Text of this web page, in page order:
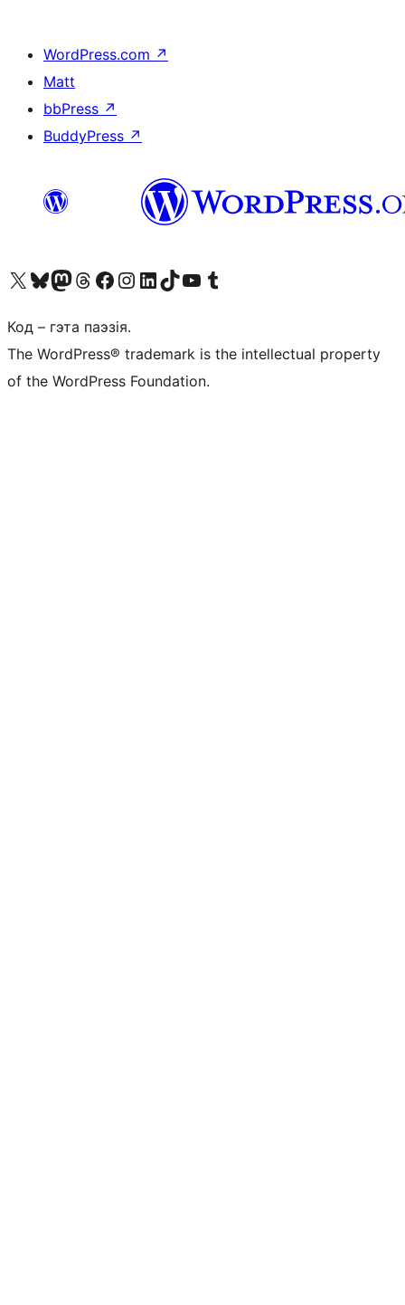
WordPress.com ↗
Matt
bbPress ↗
BuddyPress ↗
Наведайце наш акаўнт у X (былы Twitter)
Visit our Bluesky account
Visit our Mastodon account
Visit our Threads account
Наведаеце нашу старонку на Facebook
Наведайце наш Instagram
Наведайце нашу старонку ў LinkedIn
Visit our TikTok account
Наведайце наш YouTube каналVisit our Tumblr account
Код – гэта паэзія.
The WordPress® trademark is the intellectual property
of the WordPress Foundation.